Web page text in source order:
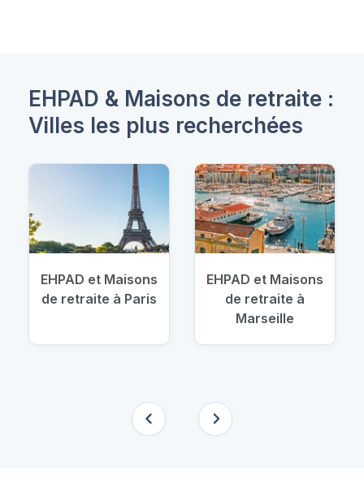
EHPAD & Maisons de retraite :
Villes les plus recherchées
EHPAD et Maisons
de retraite à Paris
EHPAD et Maisons
de retraite à
Marseille